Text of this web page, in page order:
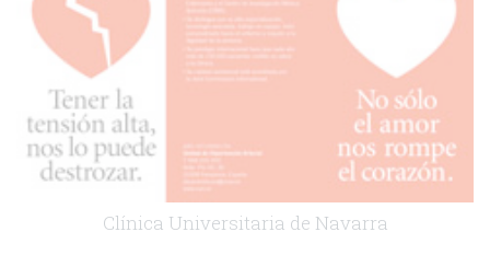
Clínica Universitaria de Navarra